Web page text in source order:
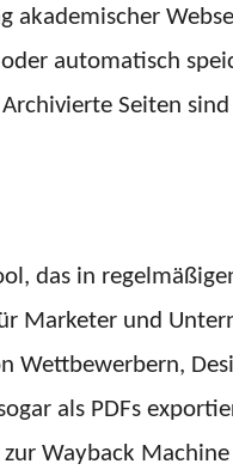
akademischer
automatisch
Seiten
das in
Marketer und
Wettbewerbern,
als PDFs
Wayback